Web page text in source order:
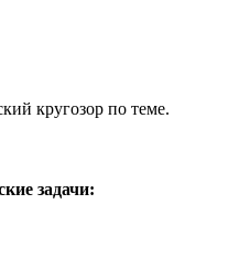
кругозор по теме.
задачи: